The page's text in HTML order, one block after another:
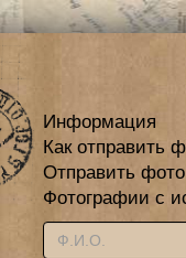
Информация
Как отправить
Отправить
Фотографии с